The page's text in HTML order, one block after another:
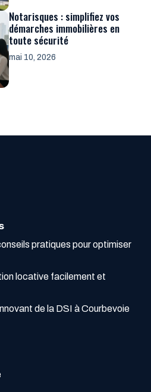
Notarisques : simplifiez vos
démarches immobilières en
toute sécurité
mai 10, 2026
pratiques pour optimiser
locative facilement et
de la DSI à Courbevoie